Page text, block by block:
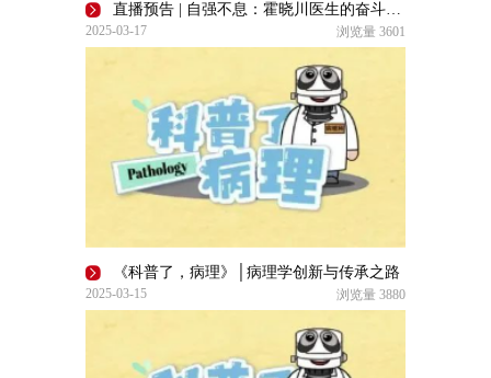
直播预告 | 自强不息：霍晓川医生的奋斗传奇【了不起的自己】
2025-03-17 浏览量 3601
《科普了，病理》│病理学创新与传承之路
2025-03-15 浏览量 3880